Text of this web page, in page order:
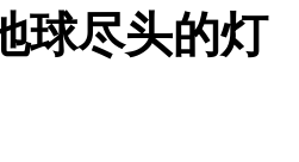
球尽头的灯